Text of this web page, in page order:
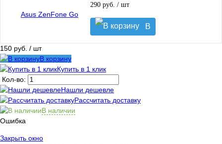
290 руб. / шт
В
корзину
150 руб. / шт
В корзину
Купить в 1 клик
Кол-во:
Нашли дешевле
Рассчитать доставку
В наличии
Ошибка
Закрыть окно